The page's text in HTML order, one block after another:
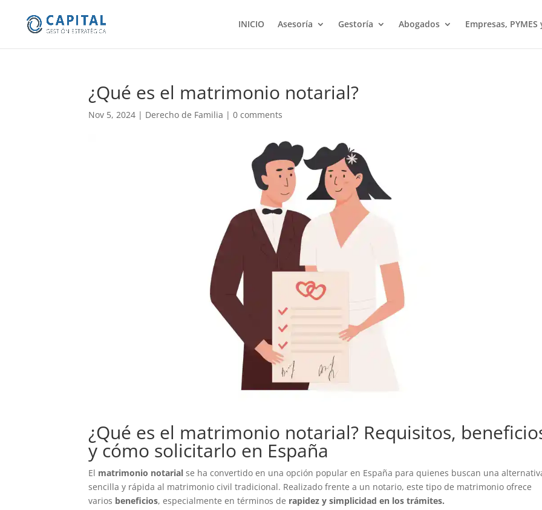
INICIO Asesoría Gestoría Abogados Empresas,
¿Qué es el matrimonio notarial?
Nov 5, 2024 | Derecho de Familia |0 comments
¿Qué es el matrimonio notarial? Requisitos,
y cómo solicitarlo en España
El matrimonio notarial se ha convertido en una opción popular en España para quienes buscan una
sencilla y rápida al matrimonio civil tradicional. Realizado frente a un notario, este tipo de matrimonio ofrece
varios beneficios, especialmente en términos de rapidez y simplicidad en los trámites.